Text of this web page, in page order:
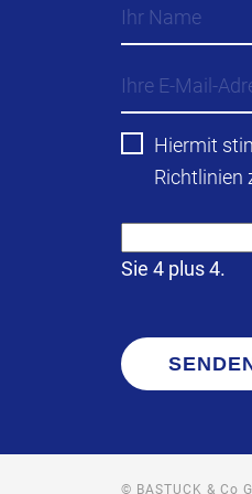
Hiermit
Richtlinien
Sie 4 plus 4.
© BASTUCK & Co